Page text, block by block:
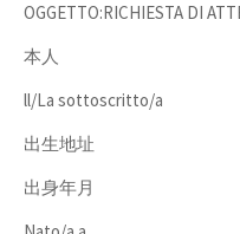
OGGETTO:RICHIESTA DI
本人
ll/La sottoscritto/a
出生地址
出身年月